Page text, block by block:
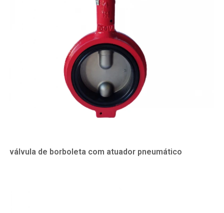
válvula de borboleta com atuador pneumático